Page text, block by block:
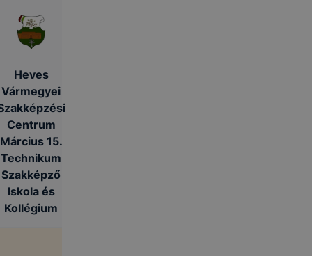
Heves
Vármegyei
Centrum
Március 15.
Technikum
Szakképző
Iskola és
Kollégium